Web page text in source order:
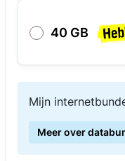
40 GB
Mijn
Meer over